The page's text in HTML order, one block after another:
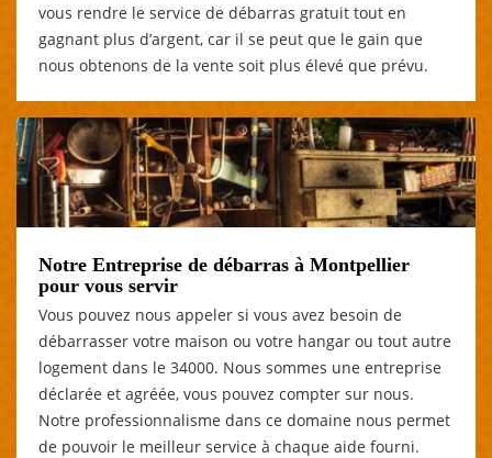
vous rendre le service de débarras gratuit tout en
gagnant plus d’argent, car il se peut que le gain que
nous obtenons de la vente soit plus élevé que prévu.
Notre Entreprise de débarras à Montpellier
pour vous servir
Vous pouvez nous appeler si vous avez besoin de
débarrasser votre maison ou votre hangar ou tout autre
logement dans le 34000. Nous sommes une entreprise
déclarée et agréée, vous pouvez compter sur nous.
Notre professionnalisme dans ce domaine nous permet
de pouvoir le meilleur service à chaque aide fourni.